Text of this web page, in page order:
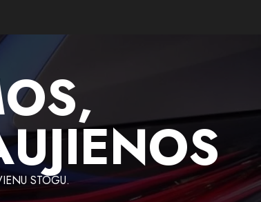
STOGU.